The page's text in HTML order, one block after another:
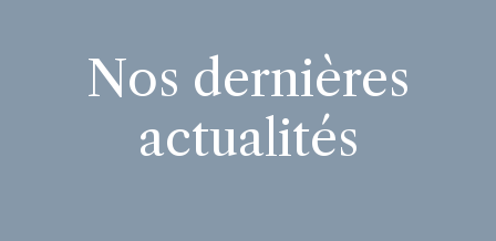
Nos dernières
actualités